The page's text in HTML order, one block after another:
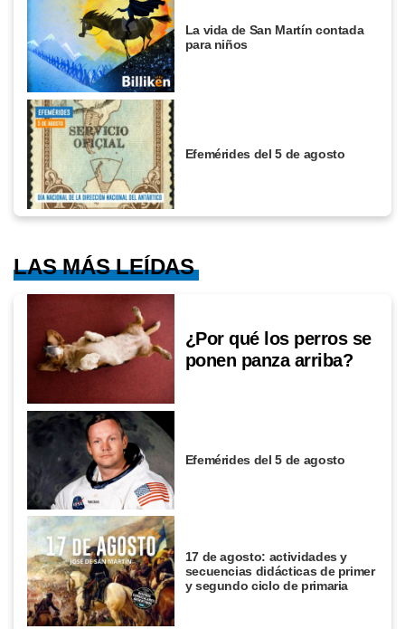
La vida de San Martín contada
para niños
Efemérides del 5 de agosto
LAS MÁS LEÍDAS
¿Por qué los perros se
ponen panza arriba?
Efemérides del 5 de agosto
17 de agosto: actividades y
secuencias didácticas de primer
y segundo ciclo de primaria